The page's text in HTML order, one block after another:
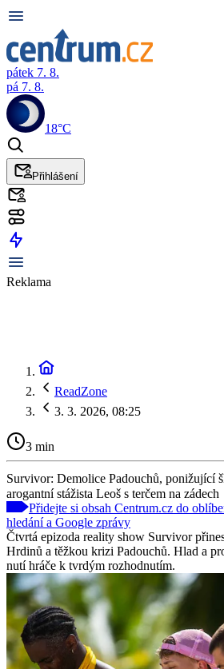
pátek 7. 8.
pá 7. 8.
18°C
Přihlášení
Reklama
ReadZone
3. 3. 2026, 08:25
3 min
Survivor: Demolice Padouchů, ponižující
arogantní stážista Leoš s terčem na zádech
Přidejte si obsah Centrum.cz do
hledání a Google zprávy
Čtvrtá epizoda reality show Survivor
Hrdinů a těžkou krizi Padouchů. Hlad a
nutí hráče k tvrdým rozhodnutím.